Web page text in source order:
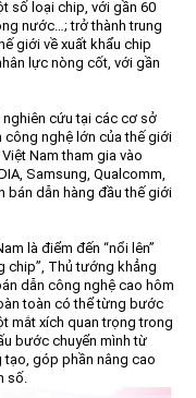
số loại chip, với gần 60
nước…; trở thành trung
giới về xuất khẩu chip
lực nòng cốt, với gần
cứu tại các cơ sở
nghệ lớn của thế giới
Nam tham gia vào
Samsung, Qualcomm,
bán dẫn hàng đầu thế giới
là điểm đến “nổi lên”
chip”, Thủ tướng khẳng
dẫn công nghệ cao hôm
toàn có thể từng bước
mắt xích quan trọng trong
bước chuyển mình từ
tạo, góp phần nâng cao
số.